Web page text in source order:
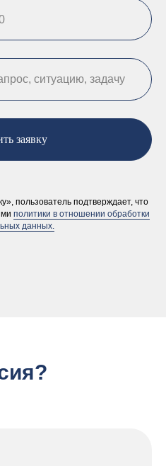
заявку
пользователь подтверждает, что
политики в отношении обработки
данных.